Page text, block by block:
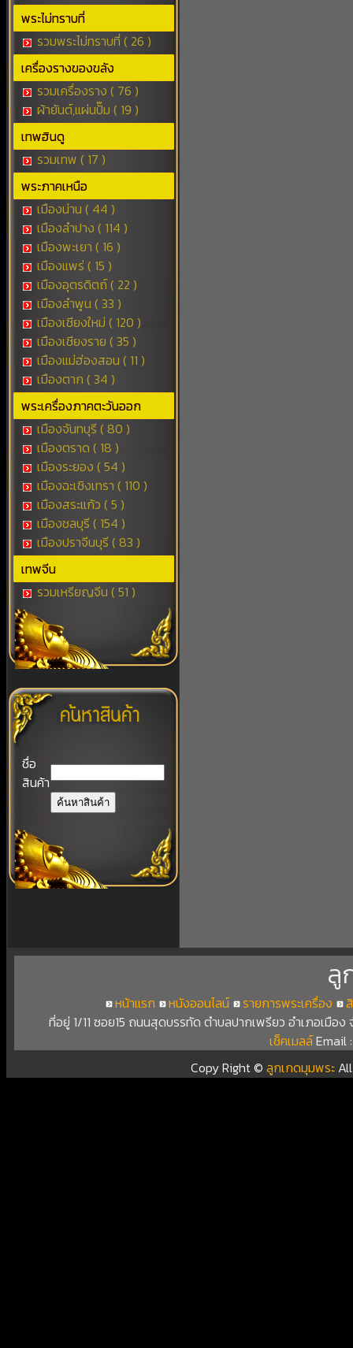
พระไม่ทราบที่
รวมพระไม่ทราบที่ ( 26 )
เครื่องรางของขลัง
รวมเครื่องราง ( 76 )
ผ้ายันต์,แผ่นปั๊ม ( 19 )
เทพฮินดู
รวมเทพ ( 17 )
พระภาคเหนือ
เมืองน่าน ( 44 )
เมืองลำปาง ( 114 )
เมืองพะเยา ( 16 )
เมืองแพร่ ( 15 )
เมืองอุตรดิตถ์ ( 22 )
เมืองลำพูน ( 33 )
เมืองเชียงใหม่ ( 120 )
เมืองเชียงราย ( 35 )
เมืองแม่ฮ่องสอน ( 11 )
เมืองตาก ( 34 )
พระเครื่องภาคตะวันออก
เมืองจันทบุรี ( 80 )
เมืองตราด ( 18 )
เมืองระยอง ( 54 )
เมืองฉะเชิงเทรา ( 110 )
เมืองสระแก้ว ( 5 )
เมืองชลบุรี ( 154 )
เมืองปราจีนบุรี ( 83 )
เทพจีน
รวมเหรียญจีน ( 51 )
ชื่อ
สินค้า
ลู
หน้าแรก หนังออนไลน์ รายการพระเครื่อง
ที่อยู่ 1/11 ซอย15 ถนนสุดบรรทัด ตำบลปากเพรียว อำเภอเมือ
เช็คเมลล์Email
Copy Right ©ลูกเกดมุมพระ